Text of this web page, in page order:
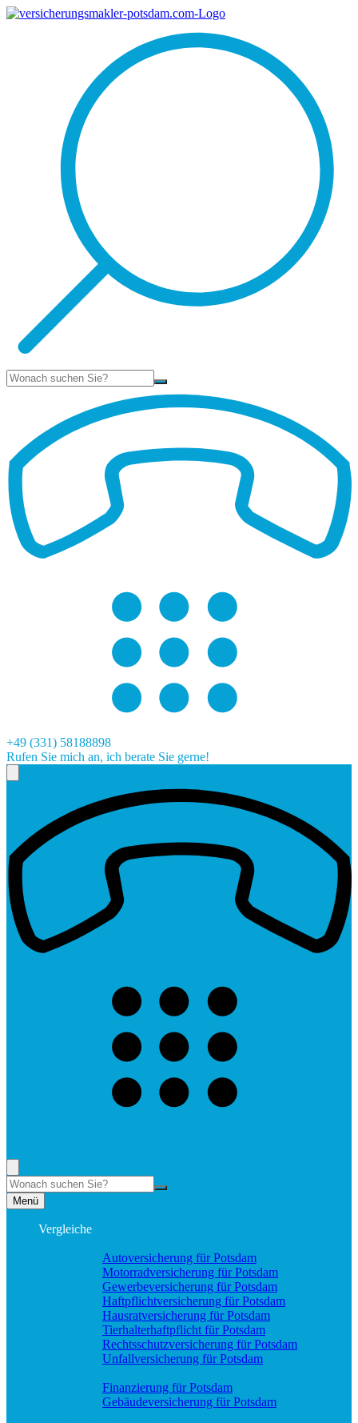
Suche
+49 (331) 58188898
Rufen Sie mich an, ich berate Sie gerne!
Suche
Menü
Vergleiche
Autoversicherung für Potsdam
Motorradversicherung für Potsdam
Gewerbeversicherung für Potsdam
Haftpflichtversicherung für Potsdam
Hausratversicherung für Potsdam
Tierhalterhaftpflicht für Potsdam
Rechtsschutzversicherung für Potsdam
Unfallversicherung für Potsdam
Finanzierung für Potsdam
Gebäudeversicherung für Potsdam